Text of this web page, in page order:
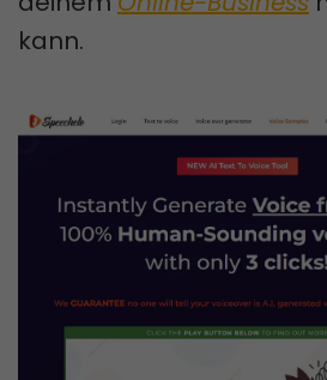
kann.